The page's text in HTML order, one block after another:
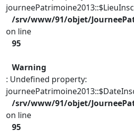
/srv/www/91/objet/
on line
95
Warning
: Undefined property:
/srv/www/91/objet/
on line
95